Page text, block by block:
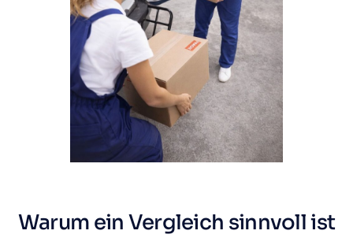
Warum ein Vergleich sinnvoll ist